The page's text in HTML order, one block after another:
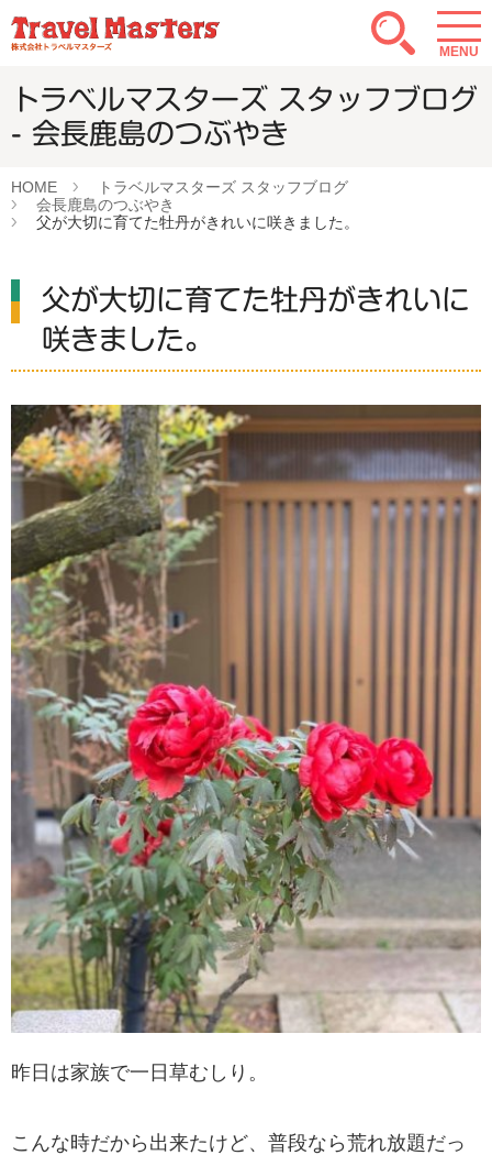
MENU
トラベルマスターズ スタッフブログ
- 会長鹿島のつぶやき
HOME
トラベルマスターズ スタッフブログ
会長鹿島のつぶやき
父が大切に育てた牡丹がきれいに咲きました。
父が大切に育てた牡丹がきれいに
咲きました。
昨日は家族で一日草むしり。
こんな時だから出来たけど、普段なら荒れ放題だっ